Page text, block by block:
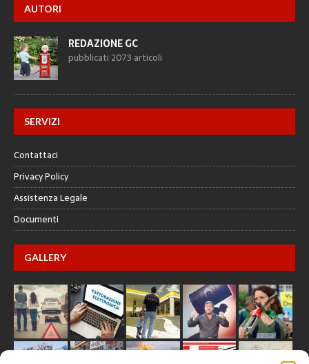
AUTORI
REDAZIONE GC
pubblicati 2073 articoli
SERVIZI
Contattaci
Privacy Policy
Assistenza Legale
Documenti
GALLERY